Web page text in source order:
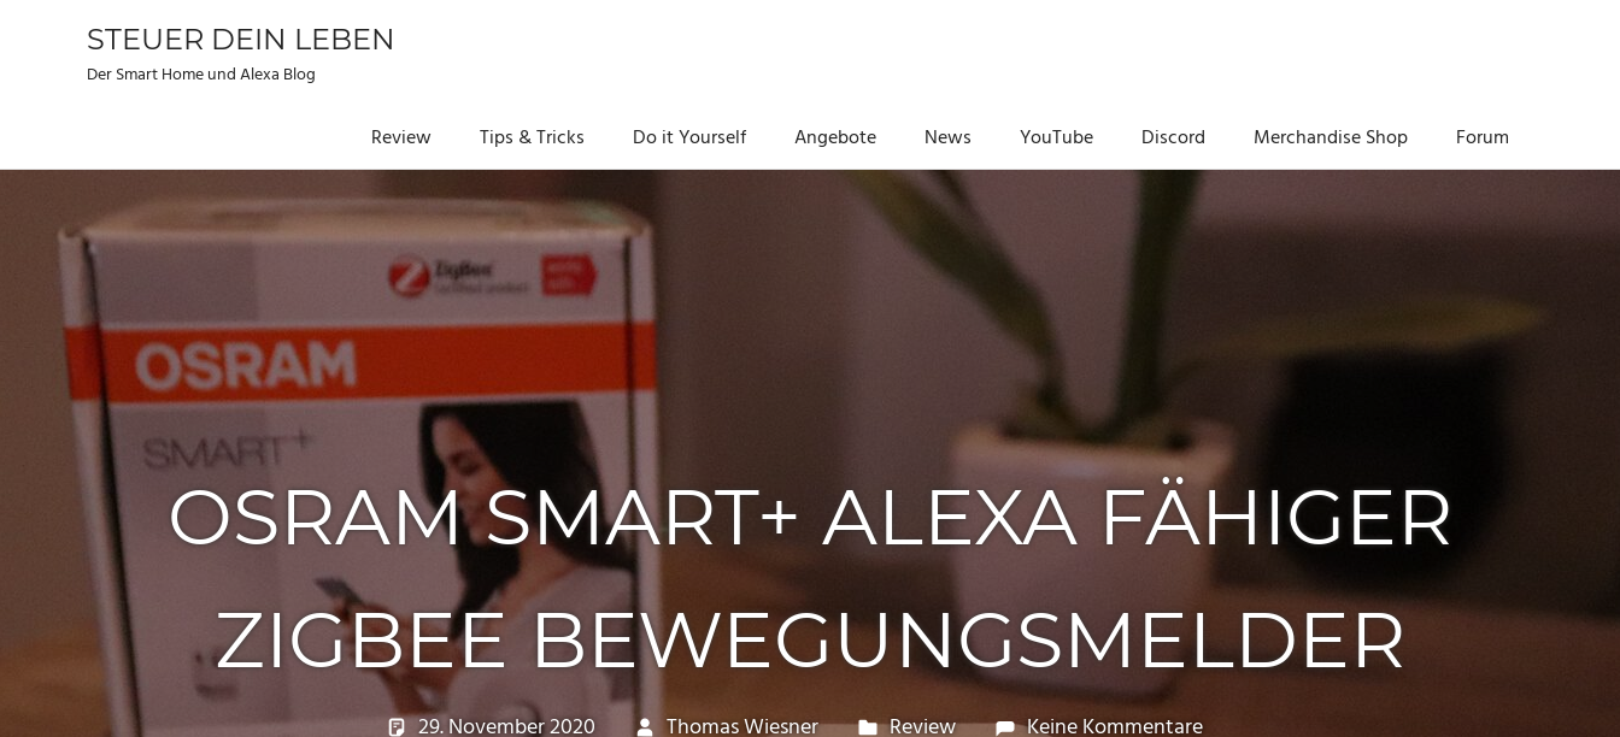
Zum
springen
STEUER DEIN LEBEN
Der Smart Home und Alexa Blog
Review Tips & Tricks Do it Yourself Angebote News YouTube Discord Merchandise Shop Forum
OSRAM SMART+ ALEXA FÄHIGER
ZIGBEE BEWEGUNGSMELDER
29. November 2020 Thomas Wiesner Review Keine Kommentare